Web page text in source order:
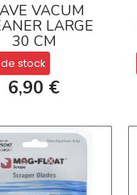
VACUM
LARGE
30 CM
stock
6,90 €